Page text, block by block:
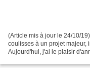
(Article mis à jour le 24/10/
coulisses à un projet majeur,
Aujourd'hui, j'ai le plaisir